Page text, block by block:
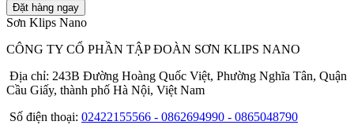
Đặt hàng ngay
Sơn Klips Nano
CÔNG TY CỔ PHẦN TẬP ĐOÀN SƠN KLIPS NANO
Địa chỉ: 243B Đường Hoàng Quốc Việt, Phường Nghĩa Tân, Quận
Cầu Giấy, thành phố Hà Nội, Việt Nam
Số điện thoại: 02422155566 - 0862694990 - 0865048790